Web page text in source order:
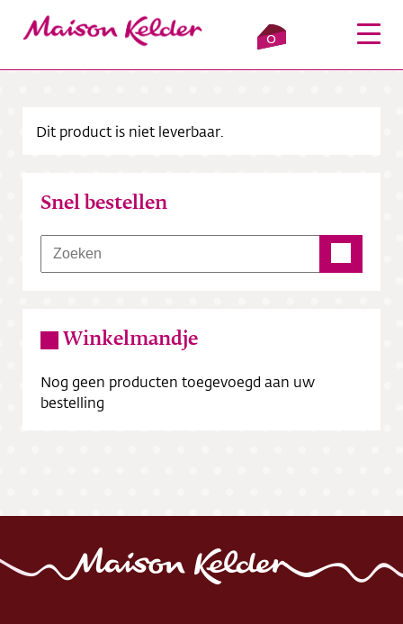
0
Verkooppunten
Bezorging
Contact
Dit product is niet leverbaar.
Snel bestellen
Winkelmandje
Nog geen producten toegevoegd aan uw
bestelling